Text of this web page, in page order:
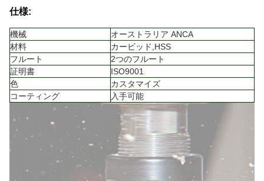
仕様:
機械
オーストラリア ANCA
材料
カービッド,HSS
フルート
2つのフルート
証明書
ISO9001
色
カスタマイズ
コーティング
入手可能